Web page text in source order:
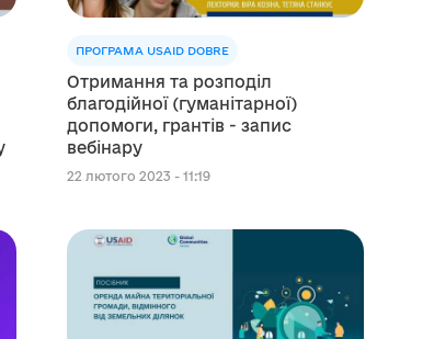
ПРОГРАМА USAID DOBRE
Отримання та розподіл
благодійної (гуманітарної)
допомоги, грантів - запис
вебінару
22 лютого 2023 - 11:19